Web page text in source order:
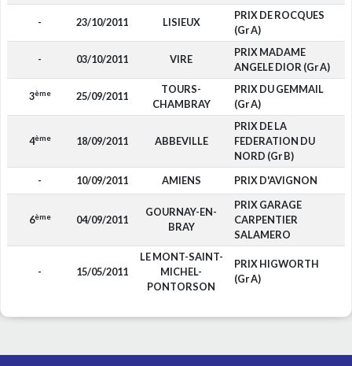
- 23/10/2011 LISIEUX
PRIX DE ROCQUES
(Gr A)
- 03/10/2011 VIRE
PRIX MADAME
ANGELE DIOR (Gr A)
3ème 25/09/2011
TOURS-
CHAMBRAY
PRIX DU GEMMAIL
(Gr A)
4ème 18/09/2011 ABBEVILLE
PRIX DE LA
FEDERATION DU
NORD (Gr B)
- 10/09/2011 AMIENS PRIX D'AVIGNON
6ème 04/09/2011
GOURNAY-EN-
BRAY
PRIX GARAGE
CARPENTIER
SALAMERO
- 15/05/2011
LE MONT-SAINT-
MICHEL-
PONTORSON
PRIX HIGWORTH
(Gr A)